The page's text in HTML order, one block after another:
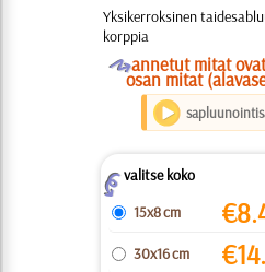
Yksikerroksinen
korppia
Oannetut mitat
osan mitat
Zvalitse koko
15x8 cm
€
30x16 cm €